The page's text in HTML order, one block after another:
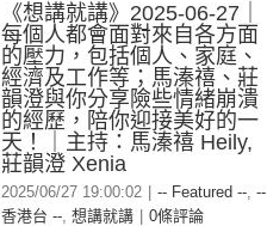
《想講就講》2025-06-27｜
每個人都會面對來自各方面
的壓力，包括個人、家庭、
經濟及工作等；馬溱禧、莊
韻澄與你分享險些情緒崩潰
的經歷，陪你迎接美好的一
天！｜主持：馬溱禧 Heily,
莊韻澄 Xenia
2025/06/27 19:00:02 -- Featured --, --
香港台 --, 想講就講 0條評論